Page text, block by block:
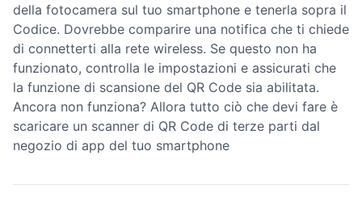
della fotocamera sul tuo smartphone e tenerla sopra il
Codice. Dovrebbe comparire una notifica che ti chiede
di connetterti alla rete wireless. Se questo non ha
funzionato, controlla le impostazioni e assicurati che
la funzione di scansione del QR Code sia abilitata.
Ancora non funziona? Allora tutto ciò che devi fare è
scaricare un scanner di QR Code di terze parti dal
negozio di app del tuo smartphone